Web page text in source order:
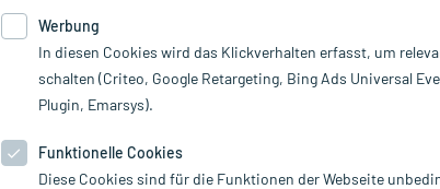
Werbung
In diesen Cookies wird das Klickverhalten erfasst, um
schalten (Criteo, Google Retargeting, Bing Ads Universal
Plugin, Emarsys).
Funktionelle Cookies
Diese Cookies sind für die Funktionen der Webseite